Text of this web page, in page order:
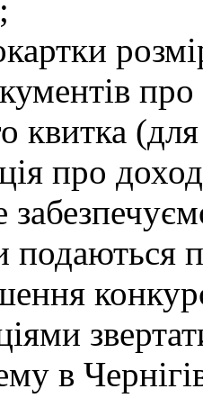
квитка
про
в